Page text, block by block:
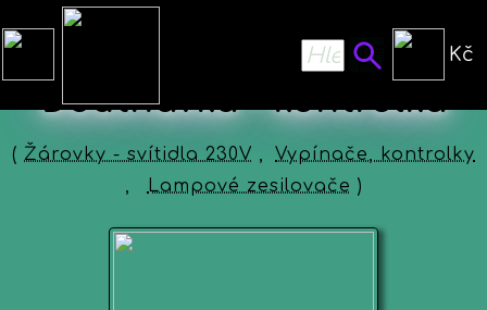
Kč
Doutnavka - kontrolka
( Žárovky - svítidla 230V ,
Vypínače, kontrolky
,
Lampové zesilovače )